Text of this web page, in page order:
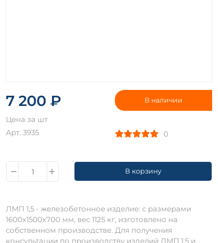
7 200 ₽
Цена за шт
Арт. 3935
В наличии
0
В корзину
ЛМП 1,5 - железобетонное изделие: с размерами
1600х1500х700 мм, вес 1125 кг, изготовлено на
собственном производстве. Для получения
консультации по производству изделий ЛМП 1,5 и